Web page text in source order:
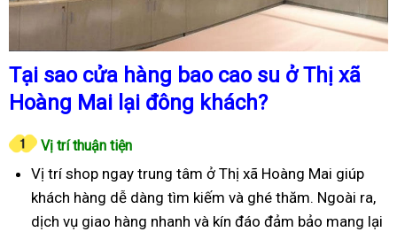
Tại sao cửa hàng bao cao su ở Thị xã
Hoàng Mai lại đông khách?
Vị trí thuận tiện
Vị trí shop ngay trung tâm ở Thị xã Hoàng Mai giúp
khách hàng dễ dàng tìm kiếm và ghé thăm. Ngoài ra,
dịch vụ giao hàng nhanh và kín đáo đảm bảo mang lại